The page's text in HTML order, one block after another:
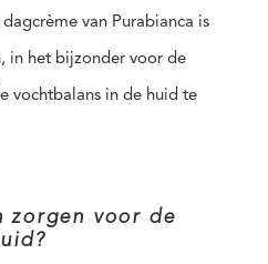
van Purabianca is
in het bijzonder voor de
vochtbalans in de huid te
zorgen voor de